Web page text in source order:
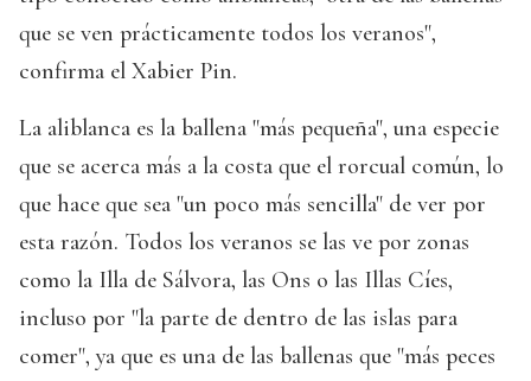
que se ven prácticamente todos los veranos",
confirma el Xabier Pin.
La aliblanca es la ballena "más pequeña", una especie
que se acerca más a la costa que el rorcual común, lo
que hace que sea "un poco más sencilla" de ver por
esta razón. Todos los veranos se las ve por zonas
como la Illa de Sálvora, las Ons o las Illas Cíes,
incluso por "la parte de dentro de las islas para
comer", ya que es una de las ballenas que "más peces